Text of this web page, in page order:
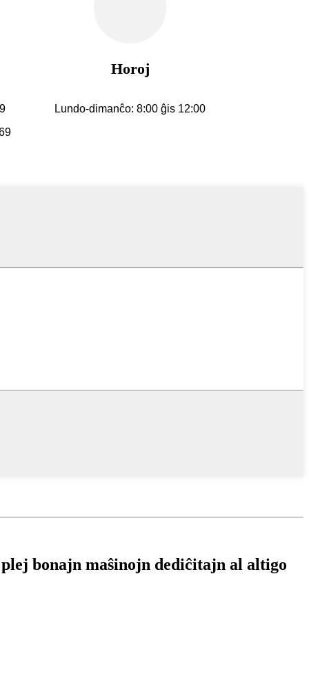
Horoj
Lundo-dimanĉo: 8:00 ĝis 12:00
bonajn maŝinojn dediĉitajn al altigo